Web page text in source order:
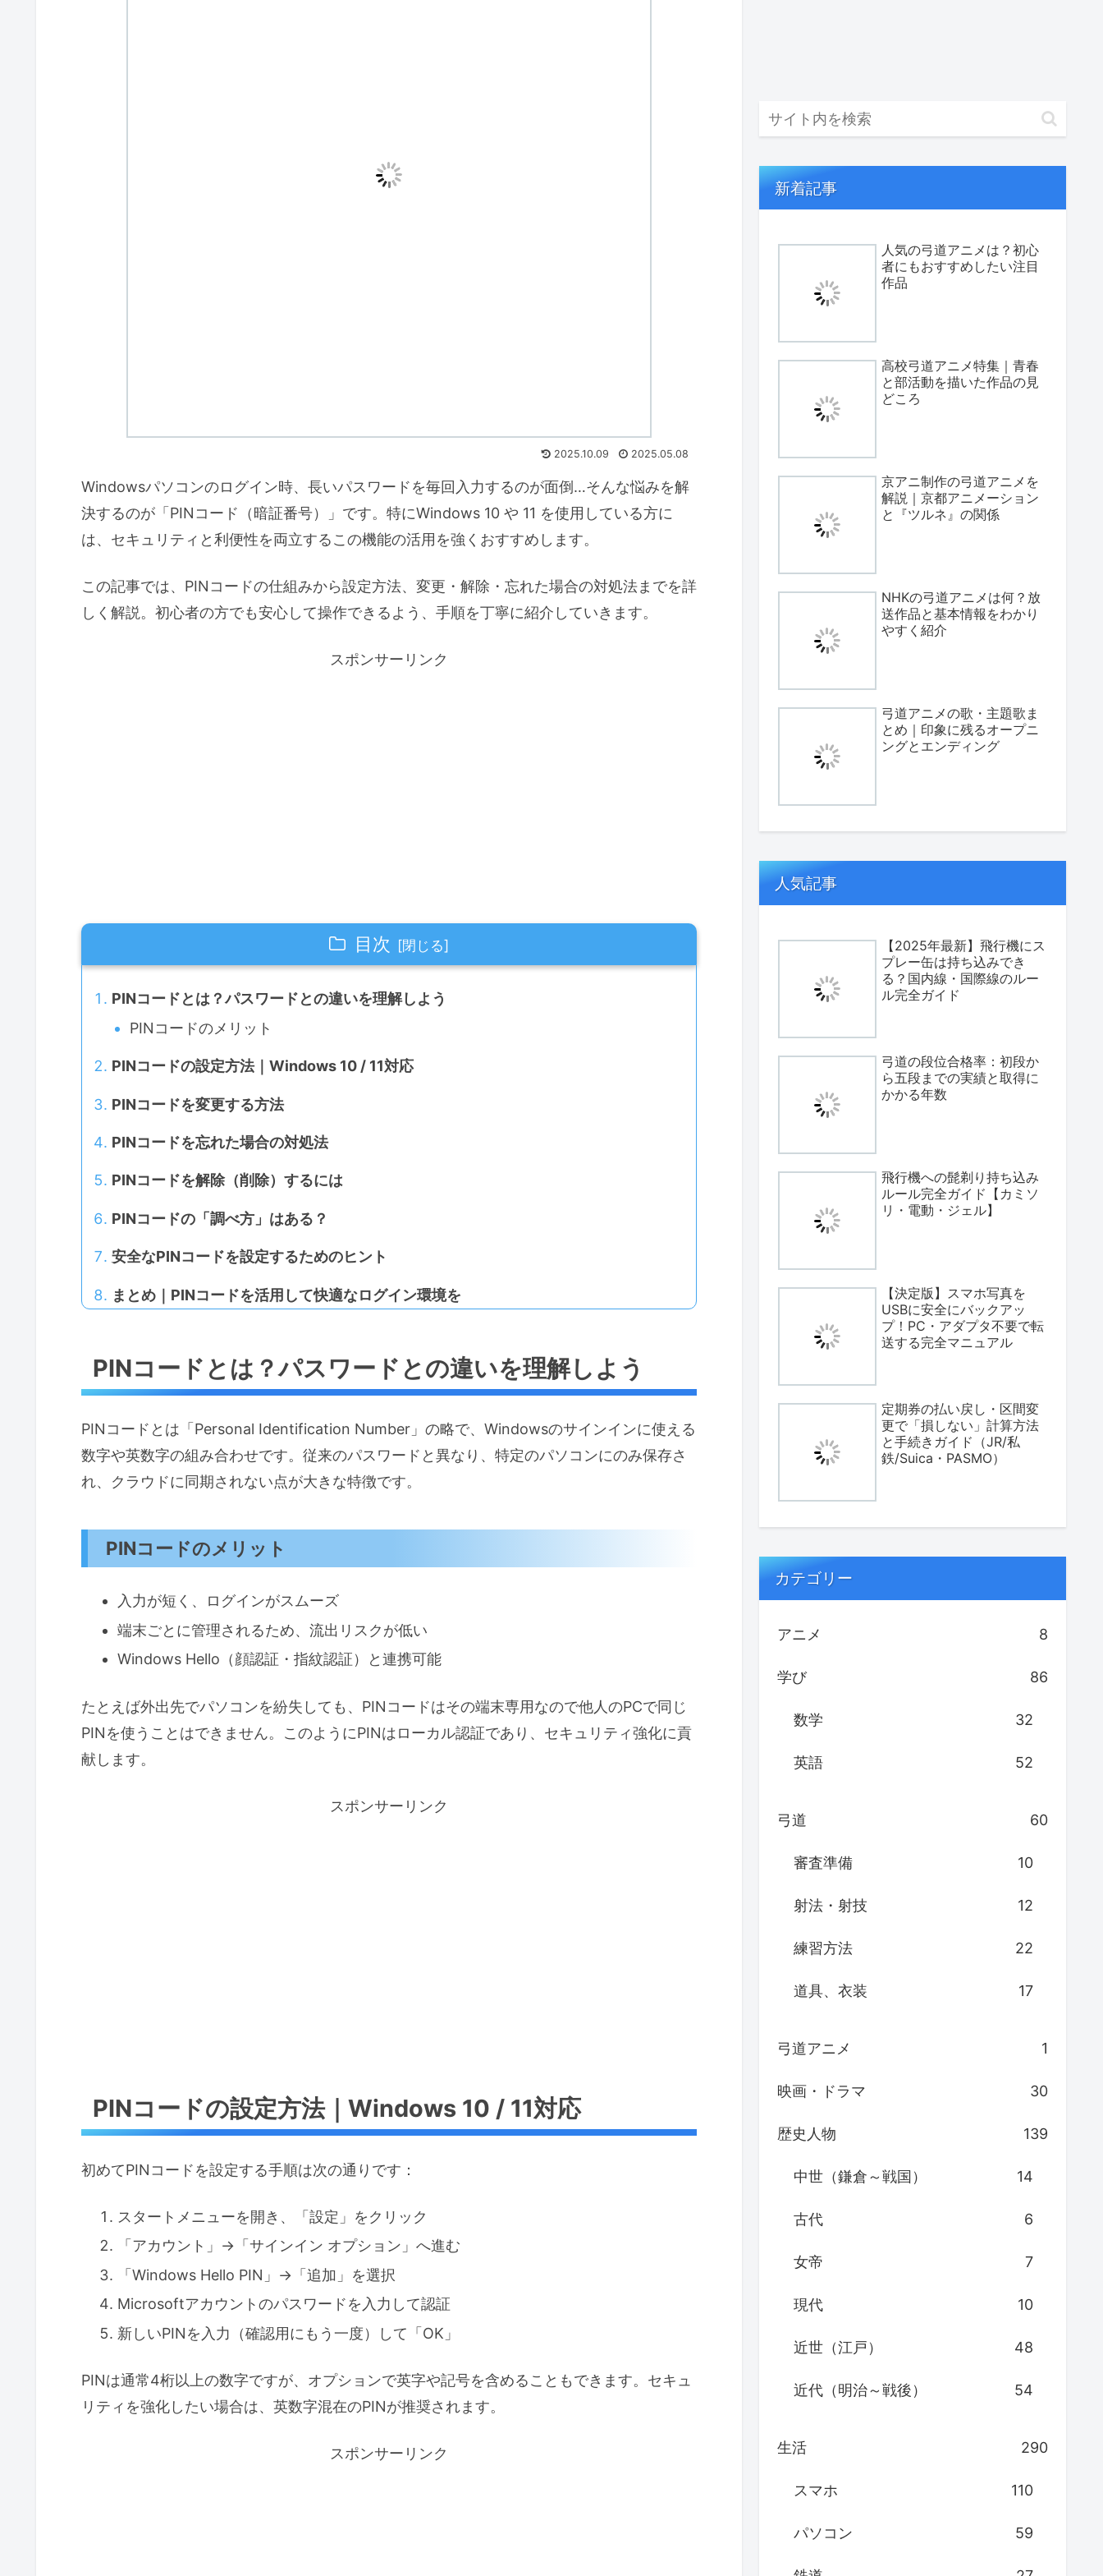
2025.10.09 2025.05.08
Windowsパソコンのログイン時、長いパスワードを毎回入力するのが面倒…そんな悩みを解
決するのが「PINコード（暗証番号）」です。特にWindows 10 や 11 を使用している方に
は、セキュリティと利便性を両立するこの機能の活用を強くおすすめします。
この記事では、PINコードの仕組みから設定方法、変更・解除・忘れた場合の対処法までを詳
しく解説。初心者の方でも安心して操作できるよう、手順を丁寧に紹介していきます。
スポンサーリンク
目次
PINコードとは？パスワードとの違いを理解しよう
PINコードのメリット
PINコードの設定方法｜Windows 10 / 11対応
PINコードを変更する方法
PINコードを忘れた場合の対処法
PINコードを解除（削除）するには
PINコードの「調べ方」はある？
安全なPINコードを設定するためのヒント
まとめ｜PINコードを活用して快適なログイン環境を
PINコードとは？パスワードとの違いを理解しよう
PINコードとは「Personal Identification Number」の略で、Windowsのサインインに使える
数字や英数字の組み合わせです。従来のパスワードと異なり、特定のパソコンにのみ保存さ
れ、クラウドに同期されない点が大きな特徴です。
PINコードのメリット
入力が短く、ログインがスムーズ
端末ごとに管理されるため、流出リスクが低い
Windows Hello（顔認証・指紋認証）と連携可能
たとえば外出先でパソコンを紛失しても、PINコードはその端末専用なので他人のPCで同じ
PINを使うことはできません。このようにPINはローカル認証であり、セキュリティ強化に貢
献します。
スポンサーリンク
PINコードの設定方法｜Windows 10 / 11対応
初めてPINコードを設定する手順は次の通りです：
スタートメニューを開き、「設定」をクリック
「アカウント」→「サインイン オプション」へ進む
「Windows Hello PIN」→「追加」を選択
Microsoftアカウントのパスワードを入力して認証
新しいPINを入力（確認用にもう一度）して「OK」
PINは通常4桁以上の数字ですが、オプションで英字や記号を含めることもできます。セキュ
リティを強化したい場合は、英数字混在のPINが推奨されます。
スポンサーリンク
新着記事
人気の弓道アニメは？初心
者にもおすすめしたい注目
作品
高校弓道アニメ特集｜青春
と部活動を描いた作品の見
どころ
京アニ制作の弓道アニメを
解説｜京都アニメーション
と『ツルネ』の関係
NHKの弓道アニメは何？放
送作品と基本情報をわかり
やすく紹介
弓道アニメの歌・主題歌ま
とめ｜印象に残るオープニ
ングとエンディング
人気記事
【2025年最新】飛行機にス
プレー缶は持ち込みでき
る？国内線・国際線のルー
ル完全ガイド
弓道の段位合格率：初段か
ら五段までの実績と取得に
かかる年数
飛行機への髭剃り持ち込み
ルール完全ガイド【カミソ
リ・電動・ジェル】
【決定版】スマホ写真を
USBに安全にバックアッ
プ！PC・アダプタ不要で転
送する完全マニュアル
定期券の払い戻し・区間変
更で「損しない」計算方法
と手続きガイド（JR/私
鉄/Suica・PASMO）
カテゴリー
アニメ 8
学び 86
数学 32
英語 52
弓道 60
審査準備 10
射法・射技 12
練習方法 22
道具、衣装 17
弓道アニメ 1
映画・ドラマ 30
歴史人物 139
中世（鎌倉～戦国） 14
古代 6
女帝 7
現代 10
近世（江戸） 48
近代（明治～戦後） 54
生活 290
スマホ 110
パソコン 59